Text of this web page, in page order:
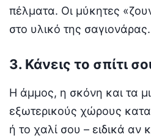
πέλματα. Οι μύκητες
στο υλικό της σαγιονάρας.
3. Κάνεις το σπίτι
Η άμμος, η σκόνη και τα
εξωτερικούς χώρους
ή το χαλί σου – ειδικά αν